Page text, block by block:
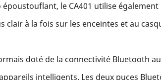
le CA401 utilise
à la fois sur les enceintes et au
doté de la connectivité Bluetooth
intelligents. Les deux puces